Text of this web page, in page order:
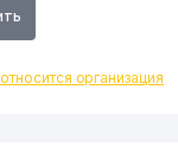
организация